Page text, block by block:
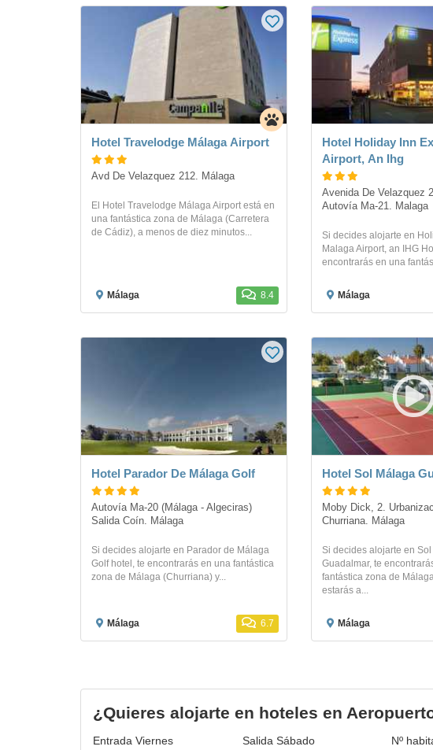
Hotel Travelodge Málaga Airport
Avd De Velazquez 212. Málaga
El Hotel Travelodge Málaga Airport está en
una fantástica zona de Málaga (Carretera
de Cádiz), a menos de diez minutos...
Málaga 8.4
Hotel Holiday Inn
Airport, An Ihg
Avenida De Velazquez
Autovía Ma-21. Malaga
Si decides alojarte en
Malaga Airport, an IHG
encontrarás en una
Málaga
Hotel Parador De Málaga Golf
Autovía Ma-20 (Málaga - Algeciras)
Salida Coín. Málaga
Si decides alojarte en Parador de Málaga
Golf hotel, te encontrarás en una fantástica
zona de Málaga (Churriana) y...
Málaga 6.7
Hotel Sol Málaga
Moby Dick, 2.
Churriana. Málaga
Si decides alojarte en
Guadalmar, te
fantástica zona de
estarás a...
Málaga
¿Quieres alojarte en hoteles en
Entrada Viernes Salida Sábado Nº